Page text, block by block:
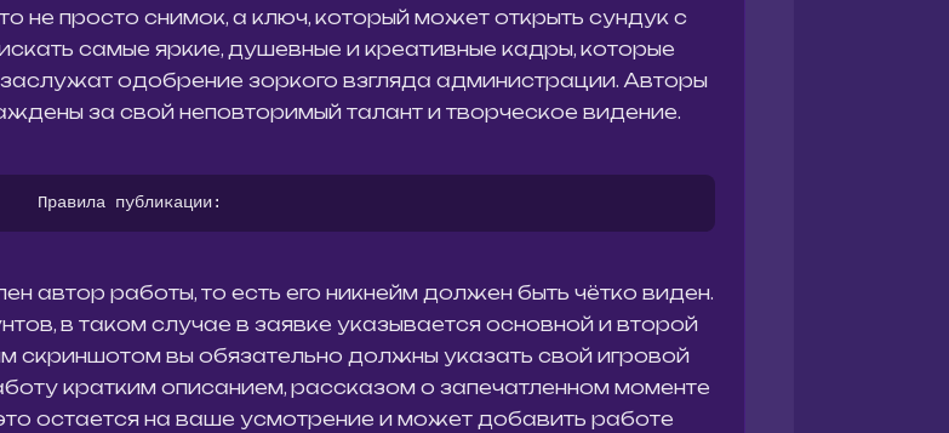
просто снимок, а ключ, который может открыть сундук с
самые яркие, душевные и креативные кадры, которые
одобрение зоркого взгляда администрации. Авторы
за свой неповторимый талант и творческое видение.
Правила публикации:
автор работы, то есть его никнейм должен быть чётко виден.
в таком случае в заявке указывается основной и второй
скриншотом вы обязательно должны указать свой игровой
кратким описанием, рассказом о запечатленном моменте
остается на ваше усмотрение и может добавить работе